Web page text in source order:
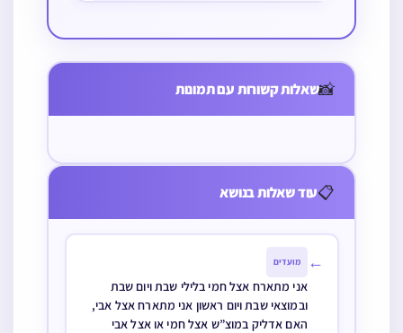
📸שאלות קשורות עם תמונות
לשעה אחר
להמשיך
בלימודו האם
עכשיו ברכת
התורה
הלך לישון שנת
אחרי כל שלושה
שכל אחד מהם
צריך נטילה
מי שהלך לישון
ביום והתעורר
כשעה לאחר
מה דינו לענין
ברכות התורה,
נטילת ידים
ידים
מה דין ישן ביום
קודם שנת
הלילה או
במקום שנת
יברך ברכת אלהי
📋עוד שאלות בנושא
← מועדים
אני מתארח אצל חמי בלילי שבת ויום שבת
ובמוצאי שבת ויום ראשון אני מתארח אצל אבי,
האם אדליק במוצ”ש אצל חמי או אצל אבי